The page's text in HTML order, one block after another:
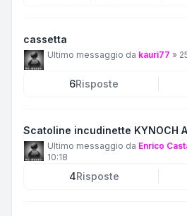
cassetta
Ultimo messaggio da kauri77 »
6Risposte
Scatoline incudinette KYNOCH
Ultimo messaggio da Enrico
10:18
4Risposte